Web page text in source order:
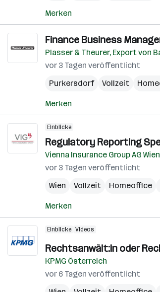
Merken
Finance Business
Plasser & Theurer, Export von
vor 3 Tagen veröffentlicht
Purkersdorf
Vollzeit
Merken
Einblicke
Regulatory Reporting
Vienna Insurance Group AG
vor 3 Tagen veröffentlicht
Wien
Vollzeit Homeoffice
Merken
Einblicke Videos
Rechtsanwält:in oder
KPMG Österreich
vor 6 Tagen veröffentlicht